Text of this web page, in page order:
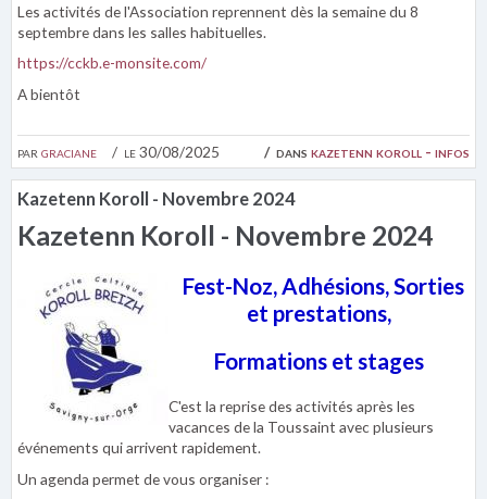
par graciane le 30/08/2025 dans kazetenn koroll - infos
Les activités de l'Association reprennent dès la semaine du 8
septembre dans les salles habituelles.
https://cckb.e-monsite.com/
A bientôt
Kazetenn Koroll - Novembre 2024
Kazetenn Koroll - Novembre 2024
Fest-Noz, Adhésions, Sorties
et prestations,
Formations et stages
C'est la reprise des activités après les
vacances de la Toussaint avec plusieurs
événements qui arrivent rapidement.
Un agenda permet de vous organiser :